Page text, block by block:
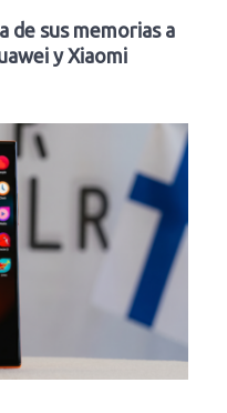
de sus memorias a
y Xiaomi